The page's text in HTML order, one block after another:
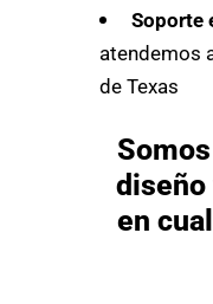
Soporte
atendemos
de Texas
diseño
en